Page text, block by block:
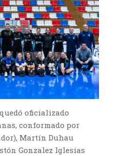
oficializado
conformado por
Martín Duhau
Gonzalez Iglesias